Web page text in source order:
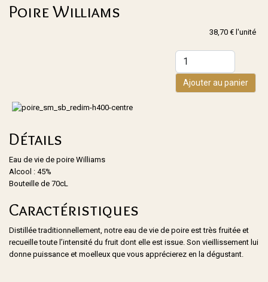
Poire Williams
38,70 € l'unité
Ajouter au panier
Détails
Eau de vie de poire Williams
Alcool : 45%
Bouteille de 70cL
Caractéristiques
Distillée traditionnellement, notre eau de vie de poire est très fruitée et
recueille toute l’intensité du fruit dont elle est issue. Son vieillissement lui
donne puissance et moelleux que vous apprécierez en la dégustant.